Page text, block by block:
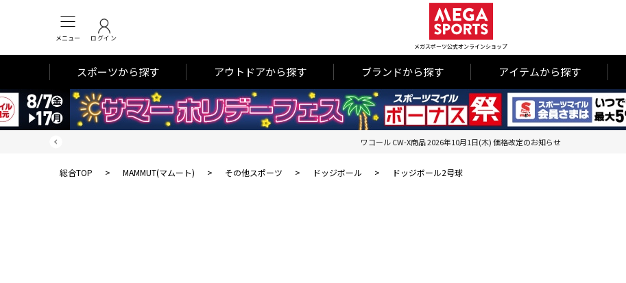
メニュー ログイン
メガスポーツ公式オンラインショップ
スポーツから探す アウトドアから探す ブランドから探す アイテムから探す
ワコール CW-X商品 2026年10月1日(木) 価格改定のお知らせ
総合TOP > MAMMUT(マムート) > その他スポーツ > ドッジボール > ドッジボール2号球